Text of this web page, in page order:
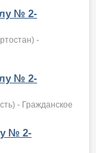
№ 2-
-
№ 2-
- Гражданское
№ 2-